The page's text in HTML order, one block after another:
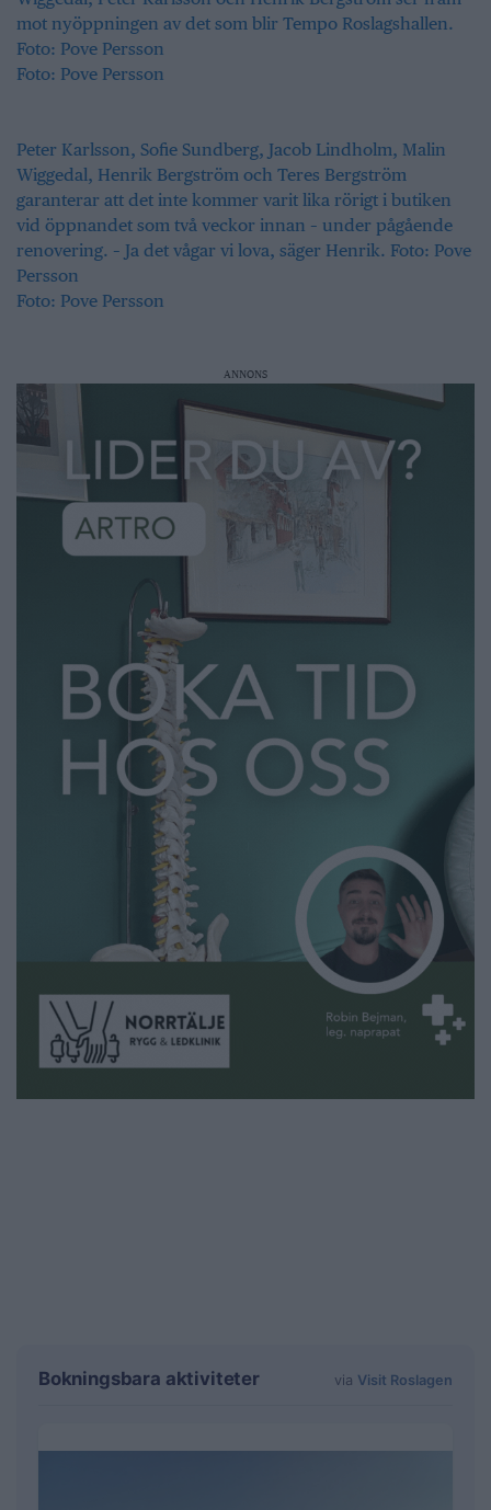
mot nyöppningen av det som blir Tempo Roslagshallen.
Foto: Pove Persson
Foto: Pove Persson
Peter Karlsson, Sofie Sundberg, Jacob Lindholm, Malin
Wiggedal, Henrik Bergström och Teres Bergström
garanterar att det inte kommer varit lika rörigt i butiken
vid öppnandet som två veckor innan – under pågående
renovering. – Ja det vågar vi lova, säger Henrik. Foto: Pove
Persson
Foto: Pove Persson
ANNONS
Bokningsbara aktiviteter via Visit Roslagen